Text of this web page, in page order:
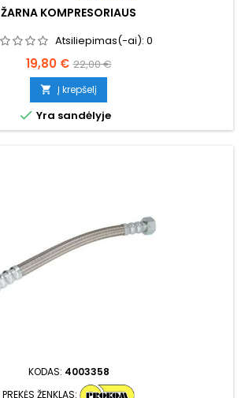
ŽARNA KOMPRESORIAUS
Atsiliepimas(-ai): 0
Kaina
19,80 € Bazinė
kaina
22,00 €
 Į krepšelį
 Yra sandėlyje
KODAS: 4003358
PREKĖS ŽENKLAS: